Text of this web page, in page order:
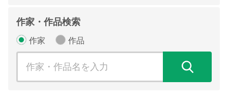
作家・作品検索
作家 作品